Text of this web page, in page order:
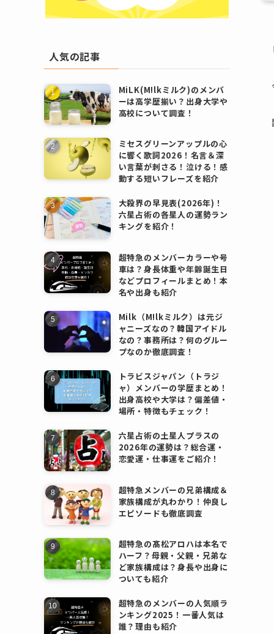
人気の記事
MiLK(M!lkミルク)のメンバ
ーは高学歴揃い？出身大学や
高校について調査！
ミセスグリーンアップルの心
に響く歌詞2026！名言＆深
い言葉が刺さる！泣ける！感
動する短いフレーズを紹介
大殺界の早見表(2026年)！
六星占術の各星人の運勢ラン
キングを紹介！
超特急のメンバーカラーや号
車は？身長体重や年齢誕生日
などプロフィールまとめ！本
名や出身も紹介
Milk（M!lkミルク）は元ジ
ャニーズなの？韓国アイドル
なの？事務所は？何のグルー
プなのか徹底調査！
トラビスジャパン（トラジ
ャ）メンバーの学歴まとめ！
出身高校や大学は？偏差値・
場所・特徴もチェック！
六星占術の土星人プラスの
2026年の運勢は？総合運・
恋愛運・仕事運をご紹介！
超特急メンバーの兄弟構成＆
家族構成が丸わかり！仲良し
エピソードも徹底調査
超特急の髙松アロハは本名で
ハーフ？母親・父親・兄弟な
ど家族構成は？身長や出身に
ついても紹介
超特急のメンバーの人気順ラ
ンキング2025！一番人気は
誰？理由も紹介